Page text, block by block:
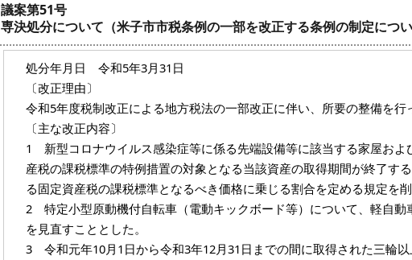
議案第51号
専決処分について（米子市市税条例の一部を改正する条例の制定につい
処分年月日 令和5年3月31日
〔改正理由〕
令和5年度税制改正による地方税法の一部改正に伴い、所要の整備を行
〔主な改正内容〕
1 新型コロナウイルス感染症等に係る先端設備等に該当する家屋およ
産税の課税標準の特例措置の対象となる当該資産の取得期間が終了す
る固定資産税の課税標準となるべき価格に乗じる割合を定める規定を削
2 特定小型原動機付自転車（電動キックボード等）について、軽自動
を見直すこととした。
3 令和元年10月1日から令和3年12月31日までの間に取得された三輪